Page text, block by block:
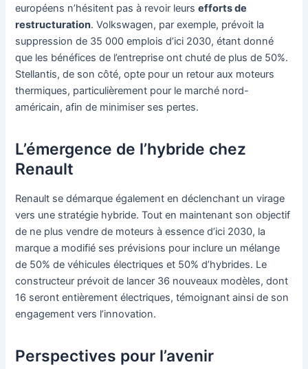
européens n’hésitent pas à revoir leursefforts de
restructuration. Volkswagen, par exemple, prévoit la
suppression de 35 000 emplois d’ici 2030, étant donné
que les bénéfices de l’entreprise ont chuté de plus de 50%.
Stellantis, de son côté, opte pour un retour aux moteurs
thermiques, particulièrement pour le marché nord-
américain, afin de minimiser ses pertes.
L’émergence de l’hybride chez
Renault
Renault se démarque également en déclenchant un virage
vers une stratégie hybride. Tout en maintenant son objectif
de ne plus vendre de moteurs à essence d’ici 2030, la
marque a modifié ses prévisions pour inclure un mélange
de 50% de véhicules électriques et 50% d’hybrides. Le
constructeur prévoit de lancer 36 nouveaux modèles, dont
16 seront entièrement électriques, témoignant ainsi de son
engagement vers l’innovation.
Perspectives pour l’avenir